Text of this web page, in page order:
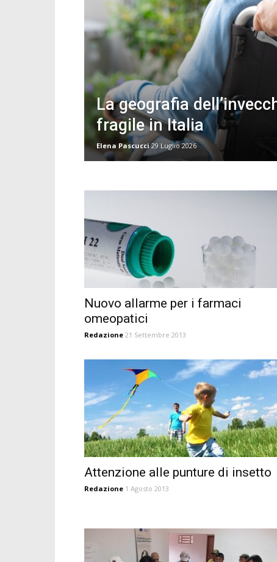
La geografia
fragile in Italia
Elena Pascucci 29 Luglio 2026
Nuovo allarme per i farmaci
omeopatici
Redazione 21 Settembre 2013
Attenzione alle punture di insetto
Redazione 1 Agosto 2013